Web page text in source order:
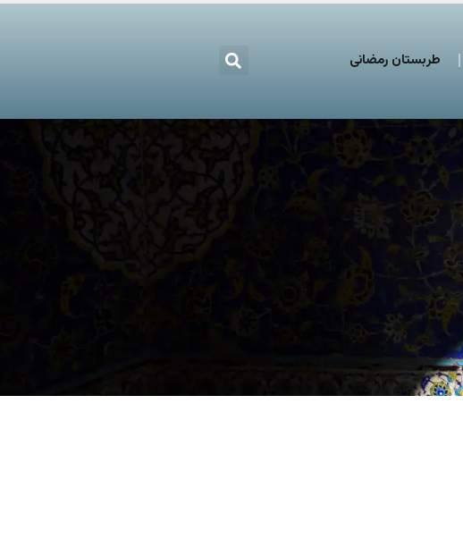
طربستان رمضانی